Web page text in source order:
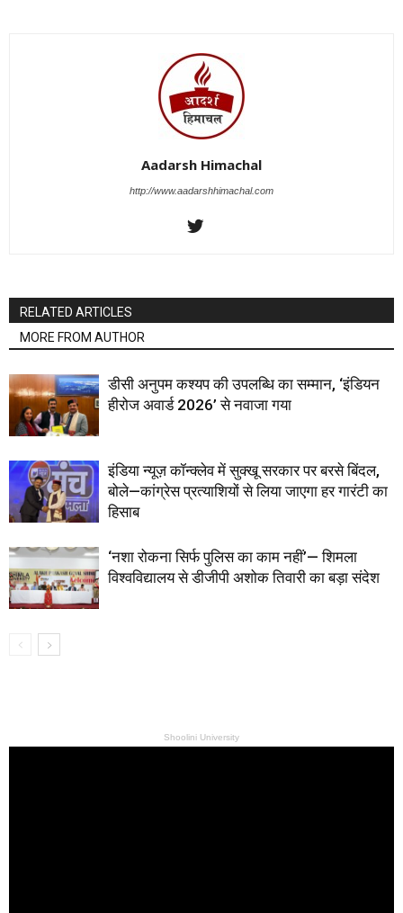
Aadarsh Himachal
http://www.aadarshhimachal.com
RELATED ARTICLES
MORE FROM AUTHOR
डीसी अनुपम कश्यप की उपलब्धि का सम्मान, ‘इंडियन
हीरोज अवार्ड 2026’ से नवाजा गया
इंडिया न्यूज़ कॉन्क्लेव में सुक्खू सरकार पर बरसे बिंदल,
बोले—कांग्रेस प्रत्याशियों से लिया जाएगा हर गारंटी का
हिसाब
‘नशा रोकना सिर्फ पुलिस का काम नहीं’— शिमला
विश्वविद्यालय से डीजीपी अशोक तिवारी का बड़ा संदेश
Shoolini University